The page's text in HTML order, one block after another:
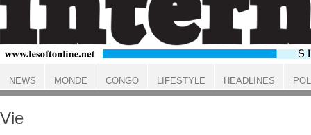
ACCUEIL
Vie
NEWS MONDE CONGO LIFESTYLE HEADLINES